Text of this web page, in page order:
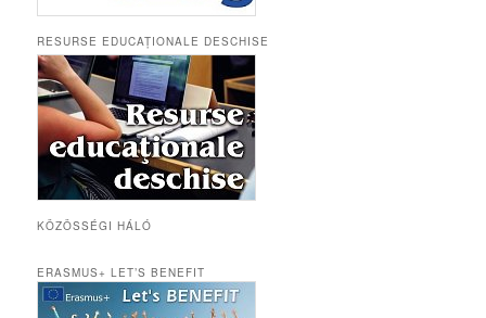
RESURSE EDUCAȚIONALE DESCHISE
KÖZÖSSÉGI HÁLÓ
ERASMUS+ LET’S BENEFIT